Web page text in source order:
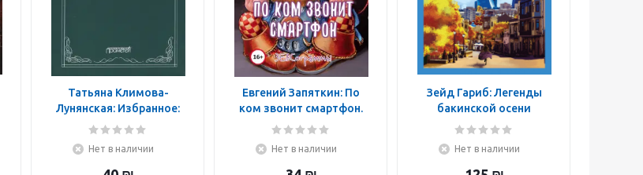
Татьяна Климова-
Лунянская: Избранное:
Утренняя пыль.
Нет в наличии
Евгений Запяткин: По
ком звонит смартфон.
ЗЕВСограммы
Нет в наличии
Зейд Гариб: Легенды
бакинской осени
Нет в наличии